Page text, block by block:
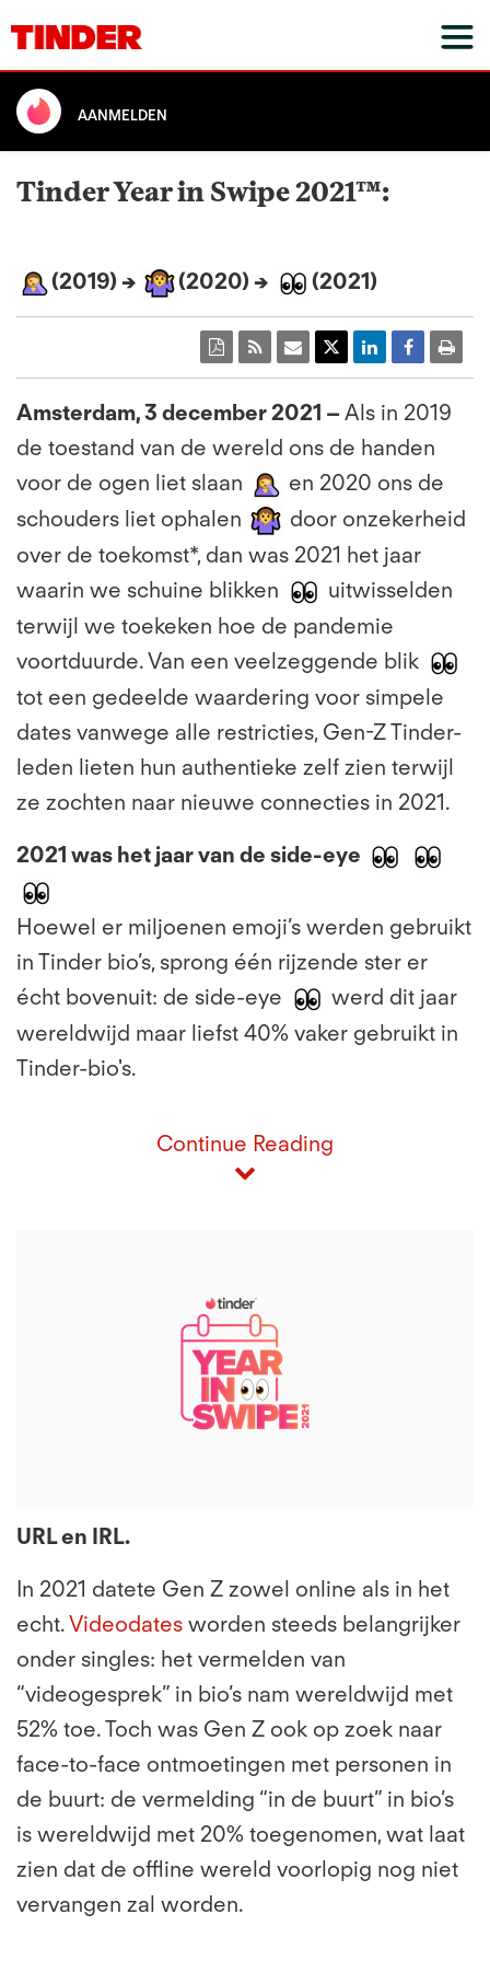
AANMELDEN
Tinder Year in Swipe 2021™:
(2019) → (2020) → (2021)
Amsterdam, 3 december 2021 – Als in 2019
de toestand van de wereld ons de handen
voor de ogen liet slaan
en 2020 ons de
schouders liet ophalen
door onzekerheid
over de toekomst*, dan was 2021 het jaar
waarin we schuine blikken
uitwisselden
terwijl we toekeken hoe de pandemie
voortduurde. Van een veelzeggende blik
tot een gedeelde waardering voor simpele
dates vanwege alle restricties, Gen-Z Tinder-
leden lieten hun authentieke zelf zien terwijl
ze zochten naar nieuwe connecties in 2021.
2021 was het jaar van de side-eye
Hoewel er miljoenen emoji’s werden gebruikt
in Tinder bio’s, sprong één rijzende ster er
écht bovenuit: de side-eye
werd dit jaar
wereldwijd maar liefst 40% vaker gebruikt in
Tinder-bio's.
Continue Reading
View
File
URLen IRL.
In 2021 datete Gen Z zowel online als in het
echt.Videodates worden steeds belangrijker
onder singles: het vermelden van
“videogesprek” in bio’s nam wereldwijd met
52% toe. Toch was Gen Z ook op zoek naar
face-to-face ontmoetingen met personen in
de buurt: de vermelding “in de buurt” in bio’s
is wereldwijd met 20% toegenomen, wat laat
zien dat de offline wereld voorlopig nog niet
vervangen zal worden.